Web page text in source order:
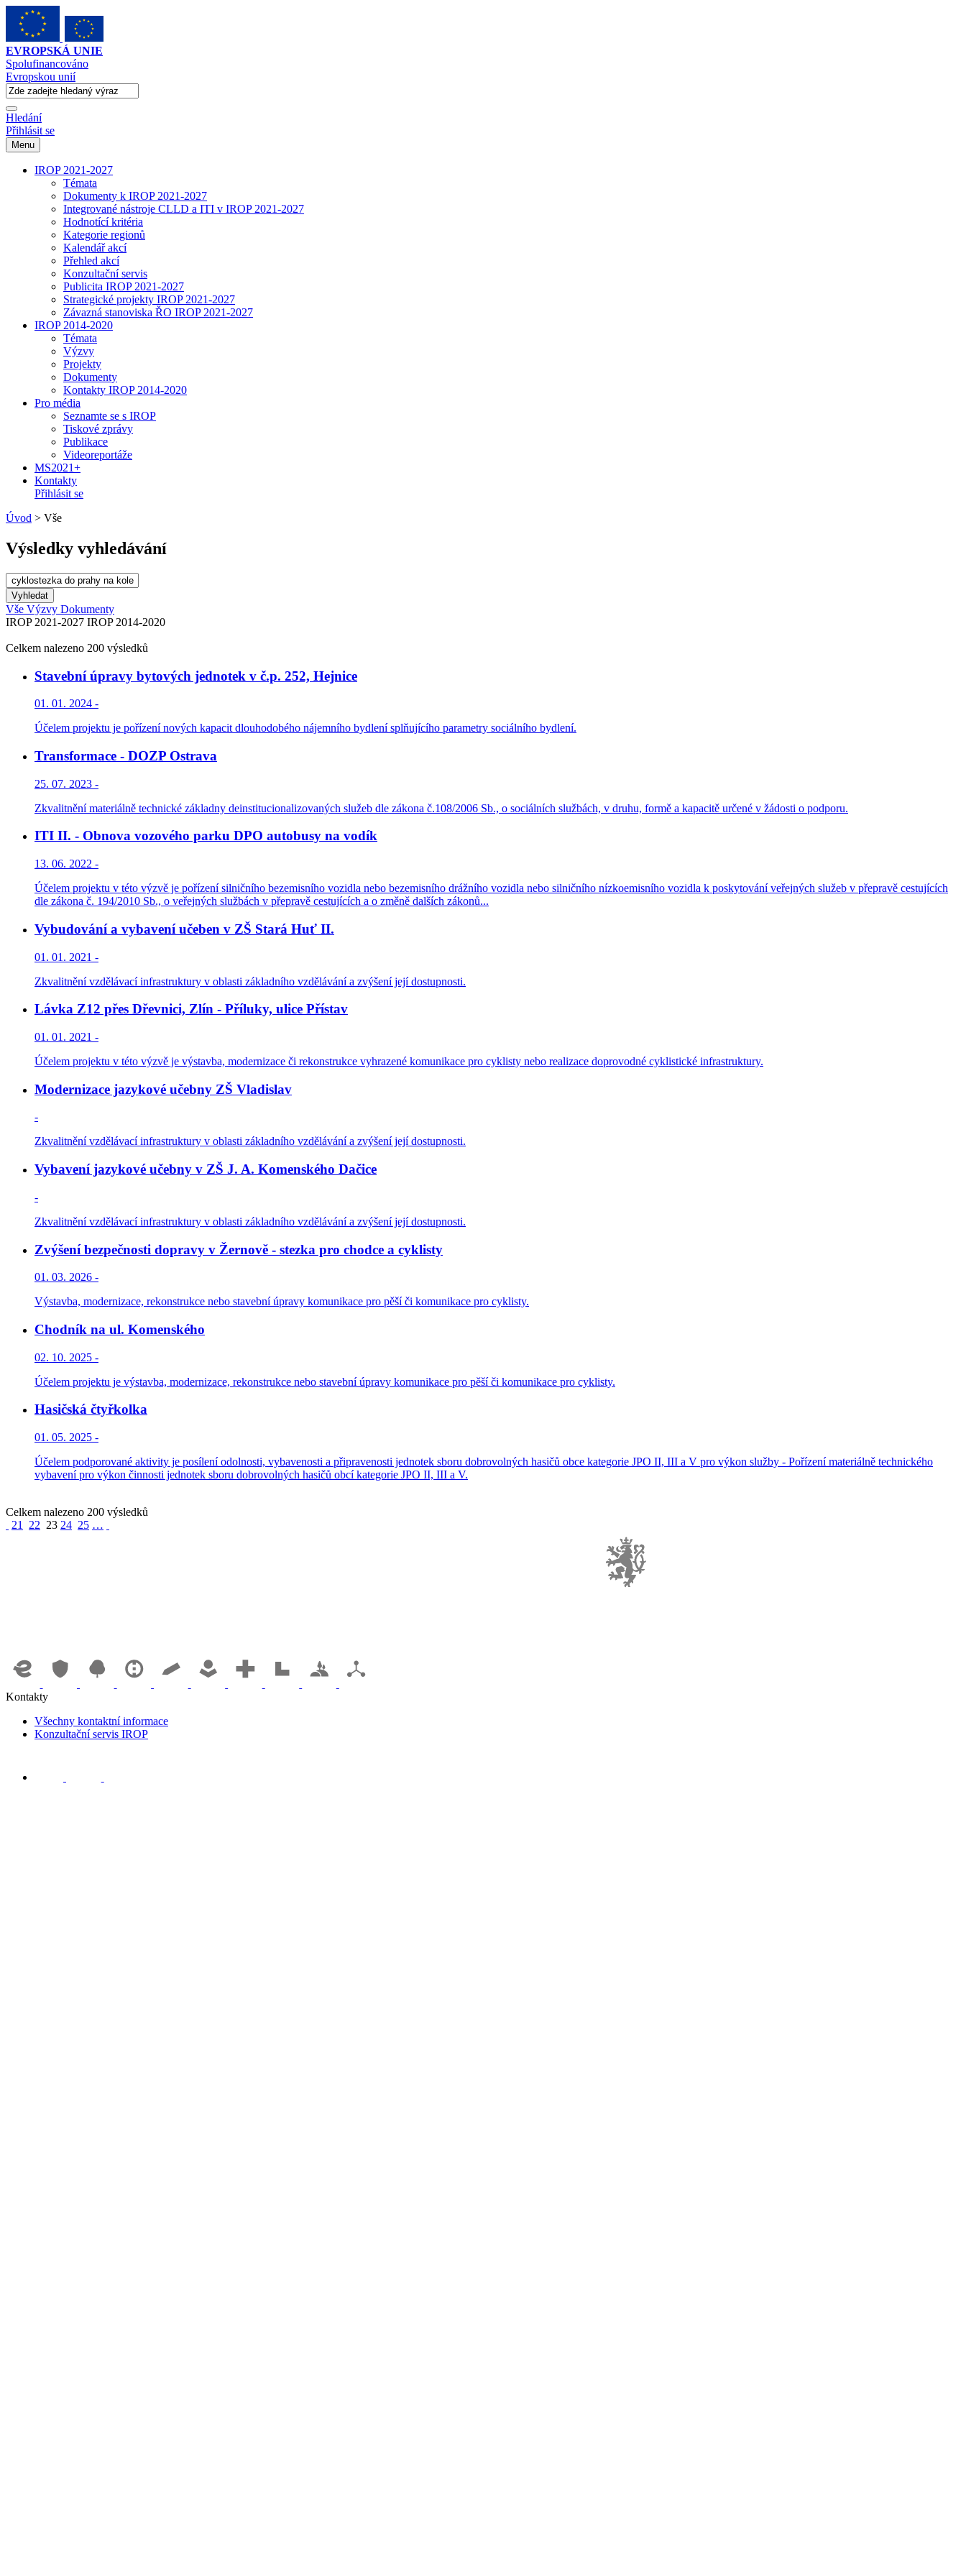
EVROPSKÁ UNIE
Spolufinancováno
Evropskou unií
Hledání
Přihlásit se
Menu
IROP 2021-2027
Témata
Dokumenty k IROP 2021-2027
Integrované nástroje CLLD a ITI v IROP 2021-2027
Hodnotící kritéria
Kategorie regionů
Kalendář akcí
Přehled akcí
Konzultační servis
Publicita IROP 2021-2027
Strategické projekty IROP 2021-2027
Závazná stanoviska ŘO IROP 2021-2027
IROP 2014-2020
Témata
Výzvy
Projekty
Dokumenty
Kontakty IROP 2014-2020
Pro média
Seznamte se s IROP
Tiskové zprávy
Publikace
Videoreportáže
MS2021+
Kontakty
Přihlásit se
Úvod > Vše
Výsledky vyhledávání
Vše Výzvy Dokumenty
IROP 2021-2027 IROP 2014-2020
Celkem nalezeno 200 výsledků
Stavební úpravy bytových jednotek v č.p. 252, Hejnice
01. 01. 2024 -
Účelem projektu je pořízení nových kapacit dlouhodobého nájemního bydlení splňujícího parametry sociálního bydlení.
Transformace - DOZP Ostrava
25. 07. 2023 -
Zkvalitnění materiálně technické základny deinstitucionalizovaných služeb dle zákona č.108/2006 Sb., o sociálních službách, v druhu, formě a kapacitě určené v žádosti o podporu.
ITI II. - Obnova vozového parku DPO autobusy na vodík
13. 06. 2022 -
Účelem projektu v této výzvě je pořízení silničního bezemisního vozidla nebo bezemisního drážního vozidla nebo silničního nízkoemisního vozidla k poskytování veřejných služeb v přepravě cestujících
dle zákona č. 194/2010 Sb., o veřejných službách v přepravě cestujících a o změně dalších zákonů...
Vybudování a vybavení učeben v ZŠ Stará Huť II.
01. 01. 2021 -
Zkvalitnění vzdělávací infrastruktury v oblasti základního vzdělávání a zvýšení její dostupnosti.
Lávka Z12 přes Dřevnici, Zlín - Příluky, ulice Přístav
01. 01. 2021 -
Účelem projektu v této výzvě je výstavba, modernizace či rekonstrukce vyhrazené komunikace pro cyklisty nebo realizace doprovodné cyklistické infrastruktury.
Modernizace jazykové učebny ZŠ Vladislav
-
Zkvalitnění vzdělávací infrastruktury v oblasti základního vzdělávání a zvýšení její dostupnosti.
Vybavení jazykové učebny v ZŠ J. A. Komenského Dačice
-
Zkvalitnění vzdělávací infrastruktury v oblasti základního vzdělávání a zvýšení její dostupnosti.
Zvýšení bezpečnosti dopravy v Žernově - stezka pro chodce a cyklisty
01. 03. 2026 -
Výstavba, modernizace, rekonstrukce nebo stavební úpravy komunikace pro pěší či komunikace pro cyklisty.
Chodník na ul. Komenského
02. 10. 2025 -
Účelem projektu je výstavba, modernizace, rekonstrukce nebo stavební úpravy komunikace pro pěší či komunikace pro cyklisty.
Hasičská čtyřkolka
01. 05. 2025 -
Účelem podporované aktivity je posílení odolnosti, vybavenosti a připravenosti jednotek sboru dobrovolných hasičů obce kategorie JPO II, III a V pro výkon služby - Pořízení materiálně technického
vybavení pro výkon činnosti jednotek sboru dobrovolných hasičů obcí kategorie JPO II, III a V.
Celkem nalezeno 200 výsledků
21
22 23 24 25 …
Kontakty
Všechny kontaktní informace
Konzultační servis IROP